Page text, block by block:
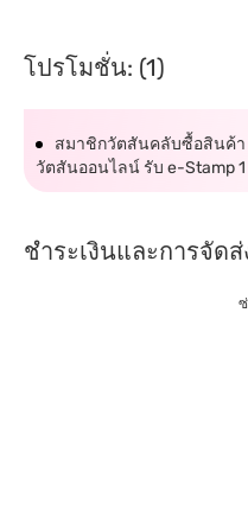
โปรโมชั่น: (1)
สมาชิกวัตสันคลับซื้อสินค้า
วัตสันออนไลน์ รับ e-Stamp 1
ชำระเงินและการจัดส่